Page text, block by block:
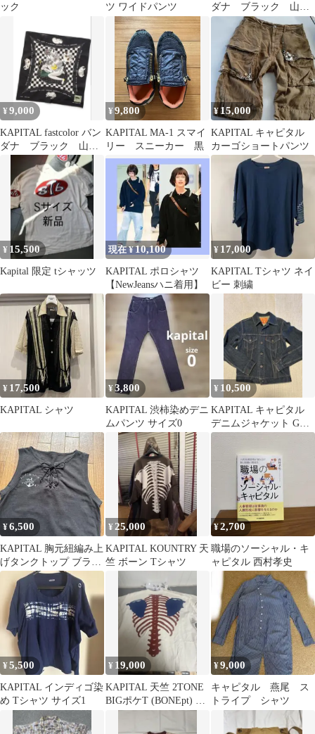
ック
ツ ワイドパンツ
ダナ ブラック 山田
蓮
¥9,000
KAPITAL fastcolor バン
ダナ ブラック 山田
¥9,800
KAPITAL MA-1 スマイ
リー スニーカー 黒
¥15,000
KAPITAL キャピタル
カーゴショートパンツ
¥ 15,500
Kapital 限定 tシャッツ
現在 ¥10,100
KAPITAL ポロシャツ
【NewJeansハニ着用】
¥ 17,000
KAPITAL Tシャツ ネイ
ビー 刺繍
¥ 17,500
KAPITAL シャツ
¥3,800
KAPITAL 渋柿染めデニ
ムパンツ サイズ0
¥ 10,500
KAPITAL キャピタル
デニムジャケット Gジ
ャン
¥6,500
KAPITAL 胸元紐編み上
げタンクトップ ブラウ
ン
¥ 25,000
KAPITAL KOUNTRY 天
竺 ボーン Tシャツ
¥2,700
職場のソーシャル・キ
ャピタル 西村孝史
¥5,500
KAPITAL インディゴ染
め Tシャツ サイズ1
¥ 19,000
KAPITAL 天竺 2TONE
BIGポケT (BONEpt) ト
¥9,000
キャピタル 燕尾 ス
トライプ シャツ